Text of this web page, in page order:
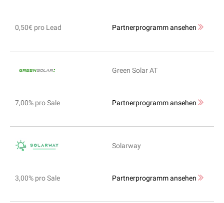
0,50€ pro Lead Partnerprogramm ansehen
Green Solar AT
7,00% pro Sale Partnerprogramm ansehen
Solarway
3,00% pro Sale Partnerprogramm ansehen